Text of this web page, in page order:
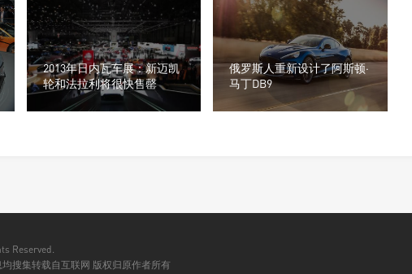
2013年日内瓦车展：新迈凯
轮和法拉利将很快售罄
俄罗斯人重新设计了阿斯顿·
马丁DB9
Reserved.
搜集转载自互联网 版权归原作者所有